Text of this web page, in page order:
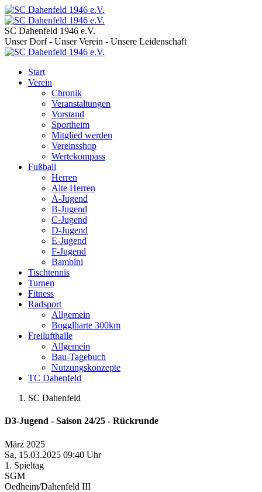
SC Dahenfeld 1946 e.V.
Unser Dorf - Unser Verein - Unsere Leidenschaft
Start
Verein
Chronik
Veranstaltungen
Vorstand
Sportheim
Mitglied werden
Vereinsshop
Wertekompass
Fußball
Herren
Alte Herren
A-Jugend
B-Jugend
C-Jugend
D-Jugend
E-Jugend
F-Jugend
Bambini
Tischtennis
Turnen
Fitness
Radsport
Allgemein
Bogglharte 300km
Freilufthalle
Allgemein
Bau-Tagebuch
Nutzungskonzepte
TC Dahenfeld
SC Dahenfeld
D3-Jugend - Saison 24/25 - Rückrunde
März 2025
Sa, 15.03.2025 09:40 Uhr
1. Spieltag
SGM
Oedheim/Dahenfeld III